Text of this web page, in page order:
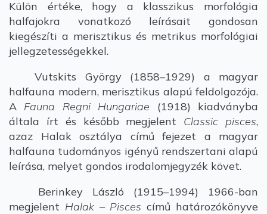
Külön értéke, hogy a klasszikus morfológia
halfajokra vonatkozó leírásait gondosan
kiegészíti a merisztikus és metrikus morfológiai
jellegzetességekkel.
Vutskits György (1858–1929) a magyar
halfauna modern, merisztikus alapú feldolgozója.
A Fauna Regni Hungariae (1918) kiadványba
általa írt és később megjelent Classic pisces,
azaz Halak osztálya című fejezet a magyar
halfauna tudományos igényű rendszertani alapú
leírása, melyet gondos irodalomjegyzék követ.
Berinkey László (1915–1994) 1966-ban
megjelent Halak – Piscescímű határozókönyve